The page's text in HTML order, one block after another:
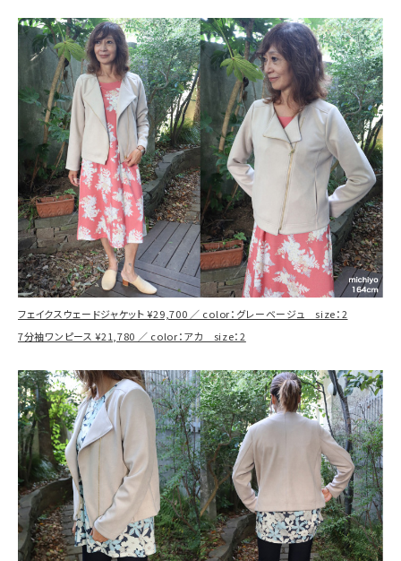
フェイクスウェードジャケット ¥29,700 ／ color：グレーベージュ size：2
7分袖ワンピース ¥21,780 ／ color：アカ size：2